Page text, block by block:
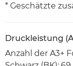
* Geschätzte
Druckleistung
Anzahl der A3+